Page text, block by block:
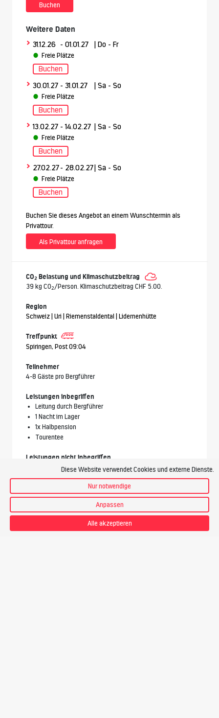
Buchen
Weitere Daten
> 31.12.26 - 01.01.27 | Do - Fr
Freie Plätze
Buchen
> 30.01.27 - 31.01.27 | Sa - So
Freie Plätze
Buchen
> 13.02.27 - 14.02.27 | Sa - So
Freie Plätze
Buchen
> 27.02.27- 28.02.27| Sa - So
Freie Plätze
Buchen
Buchen Sie dieses Angebot an einem Wunschtermin als
Privattour.
Als Privattour anfragen
CO2 Belastung und Klimaschutzbeitrag
39 kg CO2/Person. Klimaschutzbeitrag CHF 5.00.
Region
Schweiz | Uri | Riemenstaldental | Lidernenhütte
Treffpunkt
Spiringen, Post 09:04
Teilnehmer
4-8 Gäste pro Bergführer
Leistungen inbegriffen
Leitung durch Bergführer
1 Nacht im Lager
1x Halbpension
Tourentee
Leistungen nicht inbegriffen
Anreise zum Treffpunkt und Heimreise
Nicht erwähnte Mahlzeiten und Getränke
Kosten für allfällige Transfers
Zusätzliche Leistungen in der Unterkunft
Annullationskostenversicherung
Diese Website verwendet Cookies und externe Dienste.
Nur notwendige
Anpassen
Alle akzeptieren